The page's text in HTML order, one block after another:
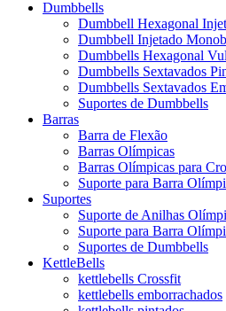
Dumbbells
Dumbbell Hexagonal
Dumbbell Injetado
Dumbbells Hexagonal
Dumbbells Sextavados
Dumbbells Sextavados
Suportes de Dumbbells
Barras
Barra de Flexão
Barras Olímpicas
Barras Olímpicas para
Suporte para Barra
Suportes
Suporte de Anilhas
Suporte para Barra
Suportes de Dumbbells
KettleBells
kettlebells Crossfit
kettlebells emborrachados